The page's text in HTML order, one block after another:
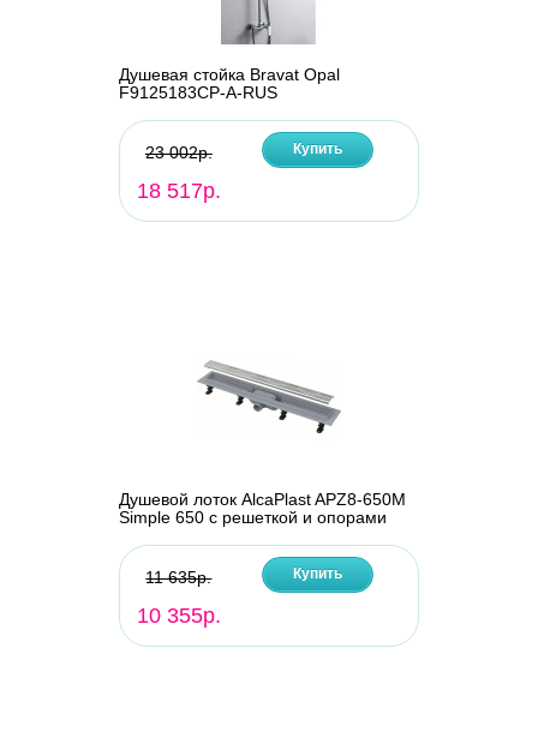
Душевая стойка Bravat Opal
F9125183CP-A-RUS
23 002р.
18 517р.
Купить
Душевой лоток AlcaPlast APZ8-650M
Simple 650 с решеткой и опорами
11 635р.
10 355р.
Купить